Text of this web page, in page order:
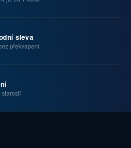
sleva
překvapení
starostí